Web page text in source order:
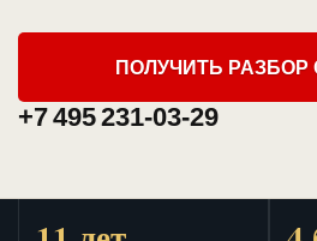
ПОЛУЧИТЬ РАЗБОР
+7 495 231-03-29